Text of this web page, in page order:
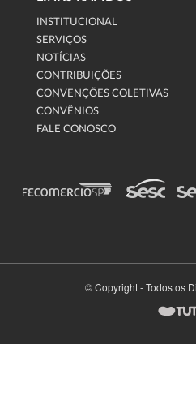
INSTITUCIONAL
SERVIÇOS
NOTÍCIAS
CONTRIBUIÇÕES
CONVENÇÕES COLETIVAS
CONVÊNIOS
FALE CONOSCO
© Copyright - Todos os